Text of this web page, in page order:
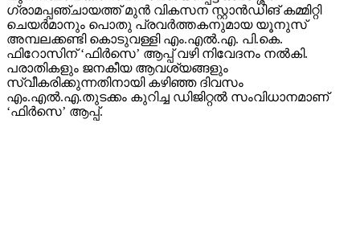
ഗ്രാമപ്പഞ്ചായത്ത് മുൻ വികസന സ്റ്റാൻഡിങ് കമ്മിറ്റി
ചെയർമാനും പൊതു പ്രവർത്തകനുമായ യൂനുസ്
അമ്പലക്കണ്ടി കൊടുവള്ളി എം.എൽ.എ. പി.കെ.
ഫിറോസിന് ‘ഫിർസെ’ ആപ്പ് വഴി നിവേദനം നൽകി.
പരാതികളും ജനകീയ ആവശ്യങ്ങളും
സ്വീകരിക്കുന്നതിനായി കഴിഞ്ഞ ദിവസം
എം.എൽ.എ.തുടക്കം കുറിച്ച ഡിജിറ്റൽ സംവിധാനമാണ്
‘ഫിർസെ’ ആപ്പ്.